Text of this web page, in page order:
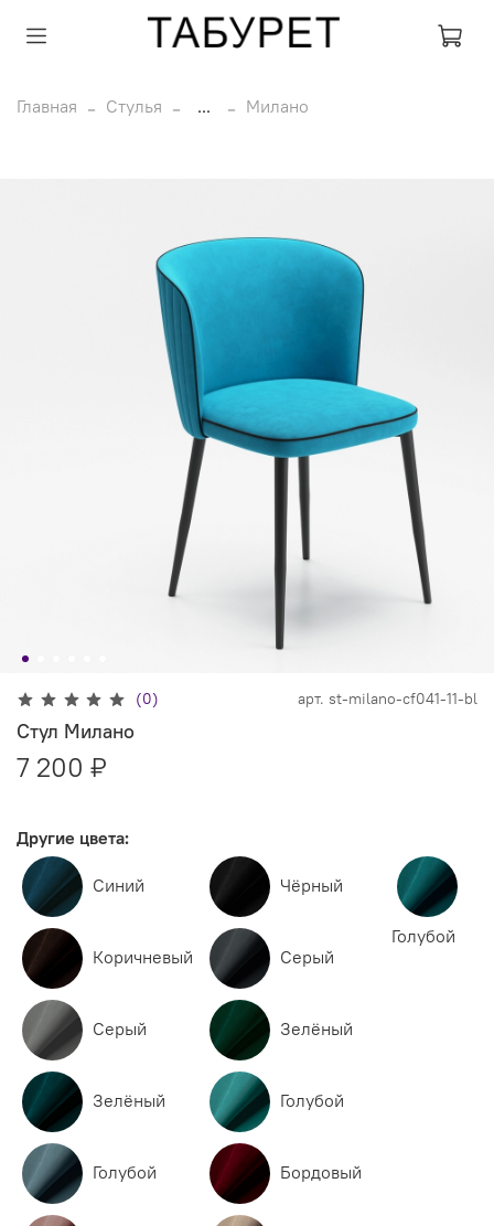
Главная Стулья ... Милано
(0) арт. st-milano-cf041-11-bl
Стул Милано
7 200 ₽
Другие цвета:
Синий Чёрный
Коричневый Серый
Серый Зелёный
Зелёный Голубой
Голубой Бордовый
Голубой